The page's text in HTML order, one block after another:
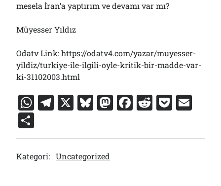
mesela İran’a yaptırım ve devamı var mı?
Müyesser Yıldız
Odatv Link: https://odatv4.com/yazar/muyesser-
yildiz/turkiye-ile-ilgili-oyle-kritik-bir-madde-var-
ki-31102003.html
W
at
s
A
T
e
gr
a
X Bl
e
s
k
M
st
F
c
R
d
P
c ai
h
ar
e
Kategori: Uncategorized